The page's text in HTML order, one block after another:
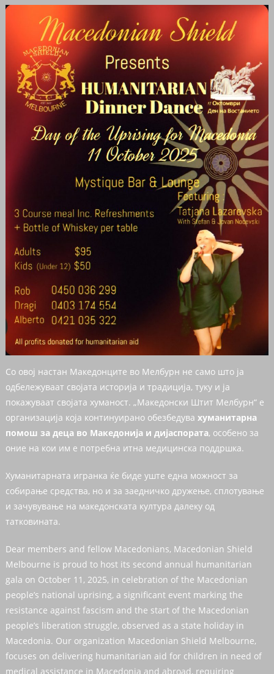
Со овој настан Македонците во Мелбурн не само што ја
одбележуваат својата историја и традиција, туку и ја
покажуваат својата хуманост. „Македонски Штит Мелбурн“ е
организација која континуирано обезбедува хуманитарна
помош за деца во Македонија и дијаспората, особено за
оние на кои им е потребна итна медицинска поддршка.
Хуманитарната игранка ќе биде уште една можност за
собирање средства, но и за заедничко дружење, сплотување
и зачувување на македонската култура далеку од
татковината.
Dear members and fellow Macedonians, Macedonian Shield
Melbourne is proud to host its second annual humanitarian
gala on October 11, 2025, in celebration of the Macedonian
people’s national uprising, a significant event marking the
resistance against fascism and the start of the Macedonian
people’s liberation struggle, observed as a state holiday in
Macedonia. Our organization Macedonian Shield Melbourne,
focuses on delivering humanitarian aid for children in need of
medical assistance in Macedonia and abroad, requiring